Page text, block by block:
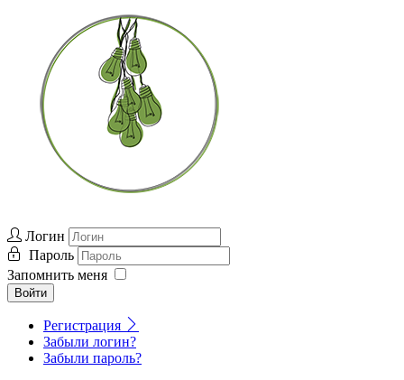
Логин
Пароль
Запомнить меня
Войти
Регистрация
Забыли логин?
Забыли пароль?